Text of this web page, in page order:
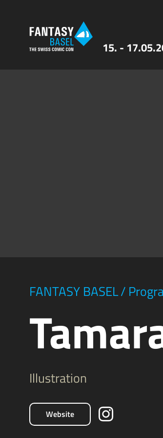
15. -
FANTASY BASEL/
Illustration
Website